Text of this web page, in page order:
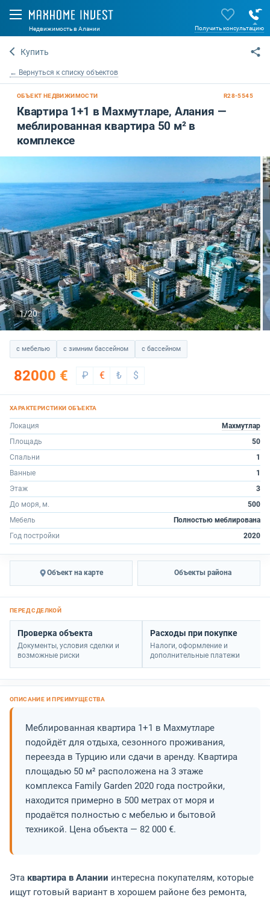
Недвижимость в Алании Получить консультацию
Купить
← Вернуться к списку объектов
ОБЪЕКТ НЕДВИЖИМОСТИ R28-5545
Квартира 1+1 в Махмутларе, Алания —
меблированная квартира 50 м² в
комплексе
1/20
с мебелью с зимним бассейном с бассейном
82000 € ₽ € ₺ $
Локация
Махмутлар
Площадь
50
Спальни
1
Ванные
1
Этаж
3
До моря, м.
500
Мебель
Полностью меблирована
Год постройки
2020
Объект на карте Объекты района
Проверка объекта
Документы, условия сделки и
возможные риски
Расходы при покупке
Налоги, оформление и
дополнительные платежи
Меблированная квартира 1+1 в Махмутларе
подойдёт для отдыха, сезонного проживания,
переезда в Турцию или сдачи в аренду. Квартира
площадью 50 м² расположена на 3 этаже
комплекса Family Garden 2020 года постройки,
находится примерно в 500 метрах от моря и
продаётся полностью с мебелью и бытовой
техникой. Цена объекта — 82 000 €.
Эта квартира в Алании интересна покупателям, которые
ищут готовый вариант в хорошем районе без ремонта,